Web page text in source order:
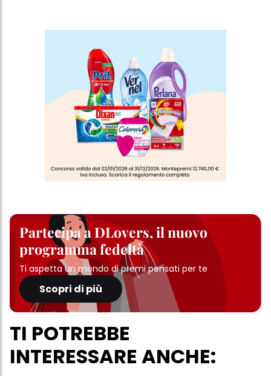
Partecipa a DLovers, il nuovo
programma fedeltà
Ti aspetta un mondo di premi pensati per te
Scopri di più
TI POTREBBE
INTERESSARE ANCHE:
informazioni dettagliate su ciascun cookie disponibili facendo
clic su "modifica" di seguito".
Se fai clic su "Modifica" potrai trovare maggiori informazioni sul
trattamento dei tuoi dati / sull'uso dei cookie e consentirli per uno o
più degli scopi sopra menzionati. Cliccando su "Accetta tutto",
acconsenti all'uso dei cookie e al trattamento dei tuoi dati
personali per tutte le finalità sopra indicate. Se fai clic su "Rifiuta",
verranno utilizzati solo i cookie tecnicamente necessari per fornirti
questo sito web.